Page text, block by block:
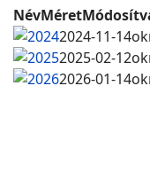
NévMéret
20242024-11-14
20252025-02-12
20262026-01-14